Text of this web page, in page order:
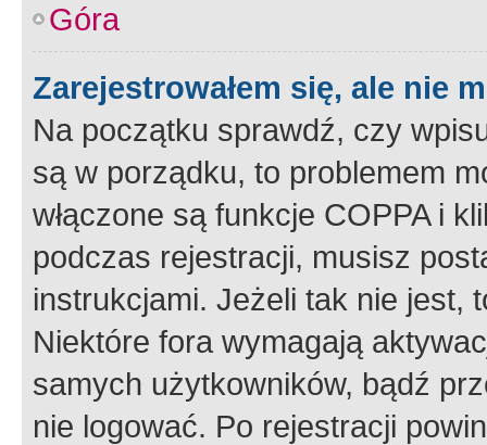
Góra
Zarejestrowałem się, ale nie
Na początku sprawdź, czy
są w porządku, to problemem
włączone są funkcje COPPA i
podczas rejestracji, musisz
instrukcjami. Jeżeli tak nie jest,
Niektóre fora wymagają
samych użytkowników, bądź
nie logować. Po rejestracji